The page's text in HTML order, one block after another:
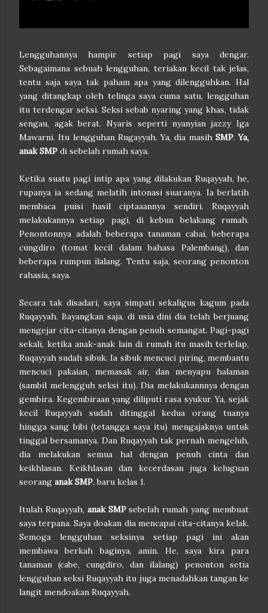
Lengguhannya hampir setiap pagi saya dengar.
Sebagaimana sebuah lengguhan, teriakan kecil tak jelas,
tentu saja saya tak paham apa yang dilengguhkan. Hal
yang ditangkap oleh telinga saya cuma satu, lengguhan
itu terdengar seksi. Seksi sebab nyaring yang khas, tidak
sengau, agak berat. Nyaris seperti nyanyian jazzy Iga
Mawarni. Itu lengguhan Rugayyah. Ya, dia masih SMP.Ya,
anak SMP di sebelah rumah saya.
Ketika suatu pagi intip apa yang dilakukan Ruqayyah, he,
rupanya ia sedang melatih intonasi suaranya. Ia berlatih
membaca puisi hasil ciptaaannya sendiri. Ruqayyah
melakukannya setiap pagi, di kebun belakang rumah.
Penontonnya adalah beberapa tanaman cabai, beberapa
cungdiro (tomat kecil dalam bahasa Palembang), dan
beberapa rumpun ilalang. Tentu saja, seorang penonton
rahasia, saya.
Secara tak disadari, saya simpati sekaligus kagum pada
Ruqayyah. Bayangkan saja, di usia dini dia telah berjuang
mengejar cita-citanya dengan penuh semangat. Pagi-pagi
sekali, ketika anak-anak lain di rumah itu masih terlelap,
Ruqayyah sudah sibuk. Ia sibuk mencuci piring, membantu
mencuci pakaian, memasak air, dan menyapu halaman
(sambil melengguh seksi itu). Dia melakukannnya dengan
gembira. Kegembiraan yang diliputi rasa syukur. Ya, sejak
kecil Ruqayyah sudah ditinggal kedua orang tuanya
hingga sang bibi (tetangga saya itu) mengajaknya untuk
tinggal bersamanya. Dan Ruqayyah tak pernah mengeluh,
dia melakukan semua hal dengan penuh cinta dan
keikhlasan. Keikhlasan dan kecerdasan juga keluguan
seorang anak SMP, baru kelas 1.
Itulah Ruqayyah, anak SMPsebelah rumah yang membuat
saya terpana. Saya doakan dia mencapai cita-citanya kelak.
Semoga lengguhan seksinya setiap pagi ini akan
membawa berkah baginya, amin. He, saya kira para
tanaman (cabe, cungdiro, dan ilalang) penonton setia
lengguhan seksi Ruqayyah itu juga menadahkan tangan ke
langit mendoakan Ruqayyah.